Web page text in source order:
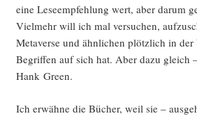
eine Lese­emp­feh­lung wert, aber dar­um
Viel­mehr will ich mal ver­su­chen,
Meta­ver­se und ähn­li­chen plötz­lich in
Begrif­fen auf sich hat. Aber dazu gleich
Hank Green.
Ich erwäh­ne die Bücher, weil sie –